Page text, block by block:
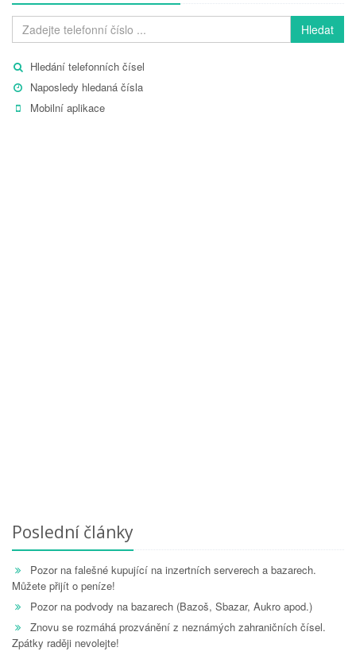
Hledat
Hledání telefonních čísel
Naposledy hledaná čísla
Mobilní aplikace
Poslední články
Pozor na falešné kupující na inzertních serverech a bazarech.
Můžete přijít o peníze!
Pozor na podvody na bazarech (Bazoš, Sbazar, Aukro apod.)
Znovu se rozmáhá prozvánění z neznámých zahraničních čísel.
Zpátky raději nevolejte!